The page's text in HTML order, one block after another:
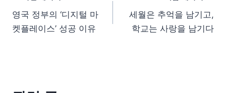
영국 정부의 ‘디지털 마
켓플레이스’ 성공 이유
세월은 추억을 남기고,
학교는 사랑을 남기다